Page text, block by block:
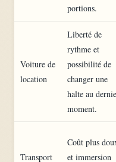
portions.
Voiture de
location
Liberté de
rythme et
possibilité de
changer une
halte au
moment.
Transport
Coût plus
et immersion